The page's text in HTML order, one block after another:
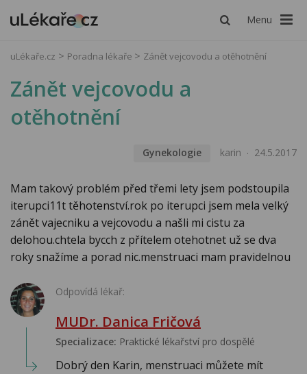
Menu
uLékaře.cz Poradna lékaře Zánět vejcovodu a otěhotnění
Zánět vejcovodu a
otěhotnění
Gynekologie karin 24.5.2017
Mam takový problém před třemi lety jsem podstoupila
iterupci11t těhotenství.rok po iterupci jsem mela velký
zánět vajecniku a vejcovodu a našli mi cistu za
delohou.chtela bycch z přítelem otehotnet už se dva
roky snažíme a porad nic.menstruaci mam pravidelnou
Odpovídá lékař:
MUDr. Danica Fričová
Specializace: Praktické lékařství pro dospělé
Dobrý den Karin, menstruaci můžete mít